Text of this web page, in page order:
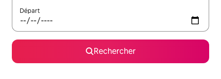
Départ
Rechercher